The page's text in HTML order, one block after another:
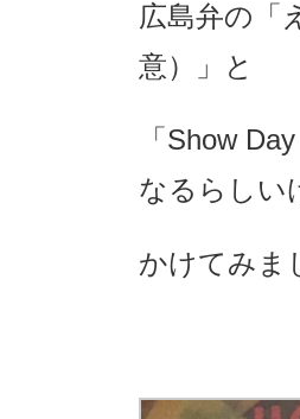
広島弁の「
意）」と
「Show
なるらしい
かけてみま